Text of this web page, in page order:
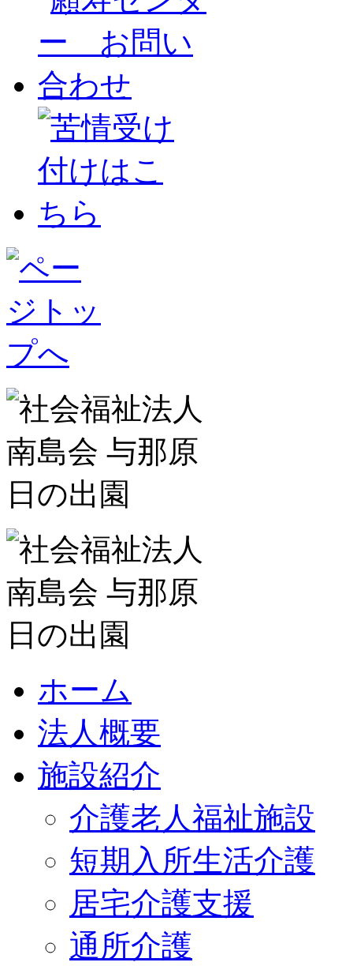
ホーム
法人概要
施設紹介
介護老人福祉施設
短期入所生活介護
居宅介護支援
通所介護